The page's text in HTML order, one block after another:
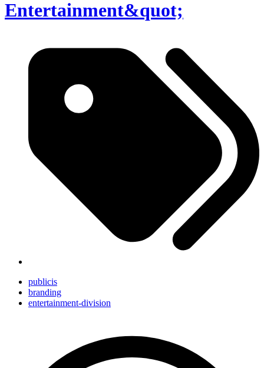
Entertainment&quot;
publicis
branding
entertainment-division